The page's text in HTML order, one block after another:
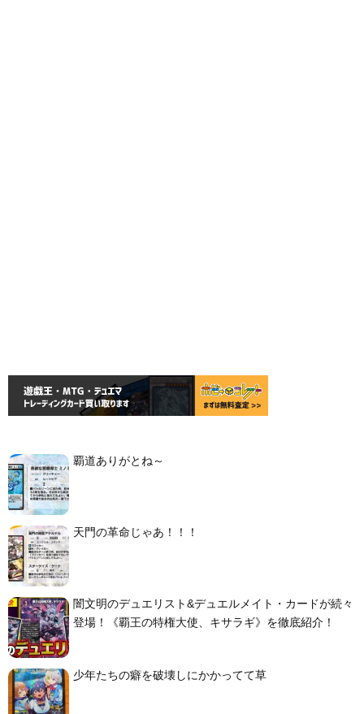
覇道ありがとね～
天門の革命じゃあ！！！
闇文明のデュエリスト&デュエルメイト・カードが続々
登場！《覇王の特権大使、キサラギ》を徹底紹介！
少年たちの癖を破壊しにかかってて草